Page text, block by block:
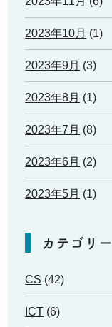
2023年10月 (1)
2023年9月 (3)
2023年8月 (1)
2023年7月 (8)
2023年6月 (2)
2023年5月 (1)
カテゴリー
CS (42)
ICT (6)